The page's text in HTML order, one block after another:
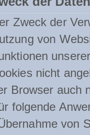
Zweck der
von
nicht
Browser auch
folgende
von